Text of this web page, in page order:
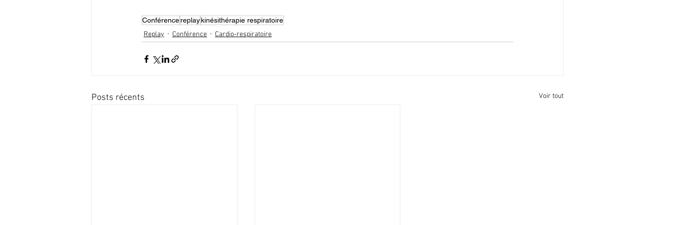
Conférencereplaykinésithérapie respiratoire
Replay Conférence Cardio-respiratoire
Posts récents Voir tout